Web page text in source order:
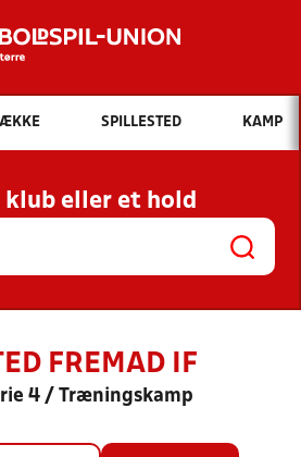
Hvad vil du søge efter?
INDHOLD OG NYHEDER
KLUBBER OG
HOLD
SPILLESTED KAMP
klub eller et hold
FREMAD IF
4 / Træningskamp